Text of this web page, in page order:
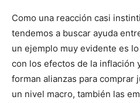
Como una reacción casi
tendemos a buscar ayuda
un ejemplo muy evidente es
con los efectos de la inflación
forman alianzas para comprar
un nivel macro, también las